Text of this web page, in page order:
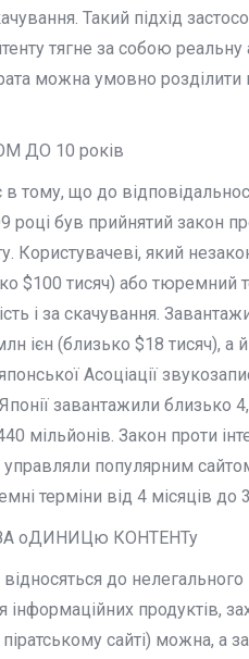
Такий підхід
тягне за собою реальну
можна умовно
ДО 10 років
що до
році був прийнятий закон
Користувачеві, який
$100 тисяч) або тюремний
і за скачування.
ієн (близько $18 тисяч), а
Асоціації
завантажили близько
мільйонів. Закон проти
популярним
терміни від 4 місяців до
ЗА оДИНИЦю КОНТЕНТу
до нелегального
інформаційних продуктів,
сайті) можна, а